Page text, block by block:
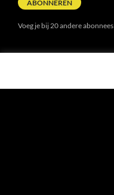
ABONNEREN
Voeg je bij 20 andere abonnees